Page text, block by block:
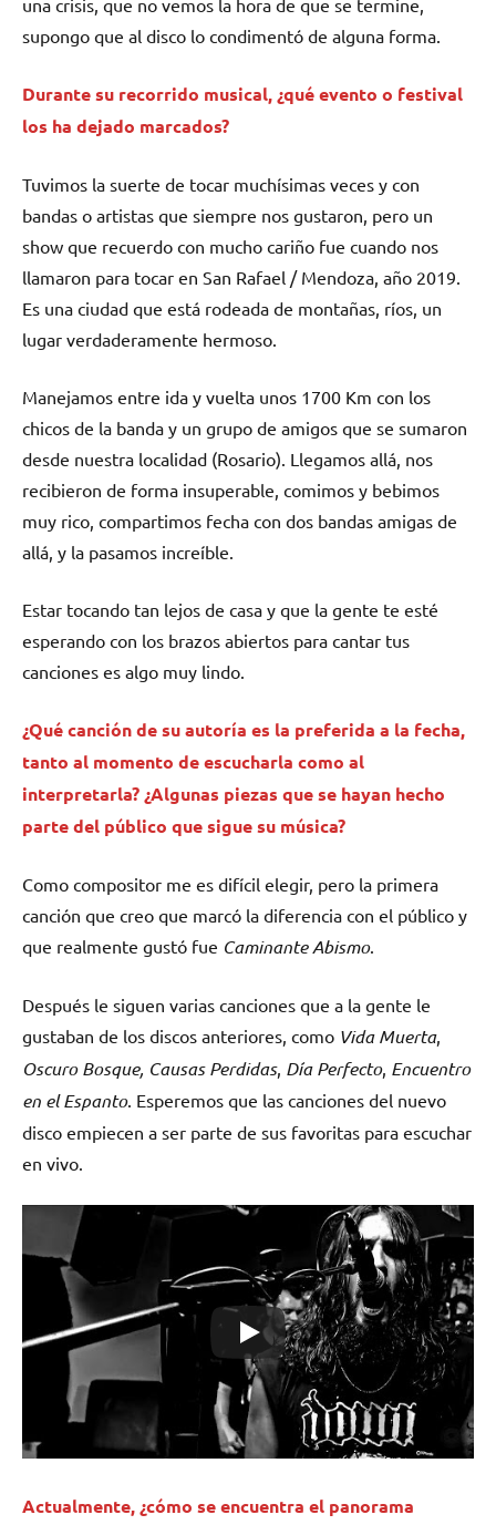
supongo que al disco lo condimentó de alguna forma.
Durante su recorrido musical, ¿qué evento o festival
los ha dejado marcados?
Tuvimos la suerte de tocar muchísimas veces y con
bandas o artistas que siempre nos gustaron, pero un
show que recuerdo con mucho cariño fue cuando nos
llamaron para tocar en San Rafael / Mendoza, año 2019.
Es una ciudad que está rodeada de montañas, ríos, un
lugar verdaderamente hermoso.
Manejamos entre ida y vuelta unos 1700 Km con los
chicos de la banda y un grupo de amigos que se sumaron
desde nuestra localidad (Rosario). Llegamos allá, nos
recibieron de forma insuperable, comimos y bebimos
muy rico, compartimos fecha con dos bandas amigas de
allá, y la pasamos increíble.
Estar tocando tan lejos de casa y que la gente te esté
esperando con los brazos abiertos para cantar tus
canciones es algo muy lindo.
¿Qué canción de su autoría es la preferida a la fecha,
tanto al momento de escucharla como al
interpretarla? ¿Algunas piezas que se hayan hecho
parte del público que sigue su música?
Como compositor me es difícil elegir, pero la primera
canción que creo que marcó la diferencia con el público y
que realmente gustó fue Caminante Abismo.
Después le siguen varias canciones que a la gente le
gustaban de los discos anteriores, como Vida Muerta,
Oscuro Bosque, Causas Perdidas, Día Perfecto, Encuentro
en el Espanto. Esperemos que las canciones del nuevo
disco empiecen a ser parte de sus favoritas para escuchar
en vivo.
Actualmente, ¿cómo se encuentra el panorama